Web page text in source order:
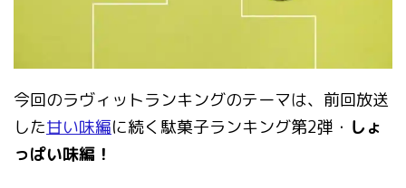
今回のラヴィットランキングのテーマは、前回放送
した甘い味編に続く駄菓子ランキング第2弾・ しょ
っぱい味編！